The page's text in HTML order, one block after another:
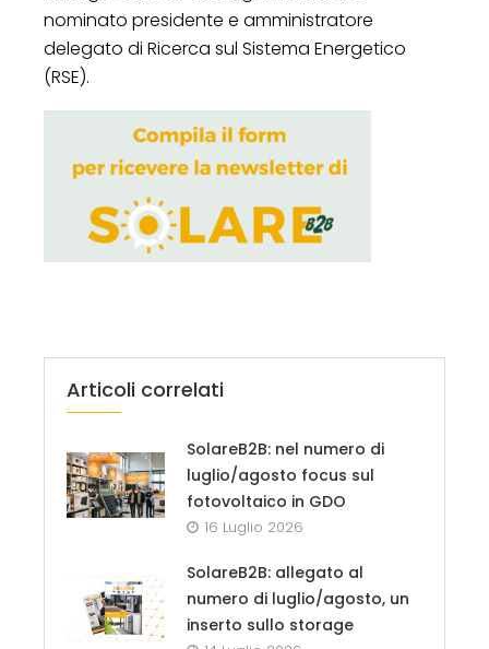
nominato presidente e amministratore
delegato di Ricerca sul Sistema Energetico
(RSE).
Articoli correlati
SolareB2B: nel numero di
luglio/agosto focus sul
fotovoltaico in GDO
16 Luglio 2026
SolareB2B: allegato al
numero di luglio/agosto, un
inserto sullo storage